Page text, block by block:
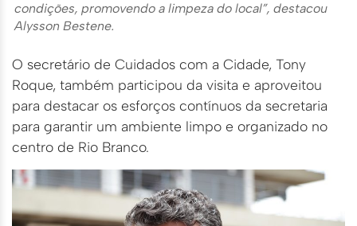
condições, promovendo a limpeza do local”, destacou
Alysson Bestene.
O secretário de Cuidados com a Cidade, Tony
Roque, também participou da visita e aproveitou
para destacar os esforços contínuos da secretaria
para garantir um ambiente limpo e organizado no
centro de Rio Branco.